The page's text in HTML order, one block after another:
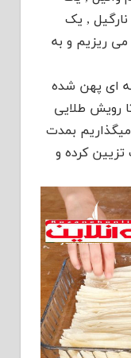
, یک
ریزیم و به
ای پهن شده
داده تا رویش طلایی
بمدت
کرده و